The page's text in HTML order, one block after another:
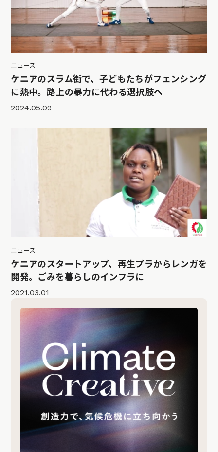
ニュース
ケニアのスラム街で、子どもたちがフェンシング
に熱中。路上の暴力に代わる選択肢へ
2024.05.09
ニュース
ケニアのスタートアップ、再生プラからレンガを
開発。ごみを暮らしのインフラに
2021.03.01